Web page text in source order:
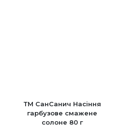
ТМ СанСанич Насіння
гарбузове смажене
солоне 80 г